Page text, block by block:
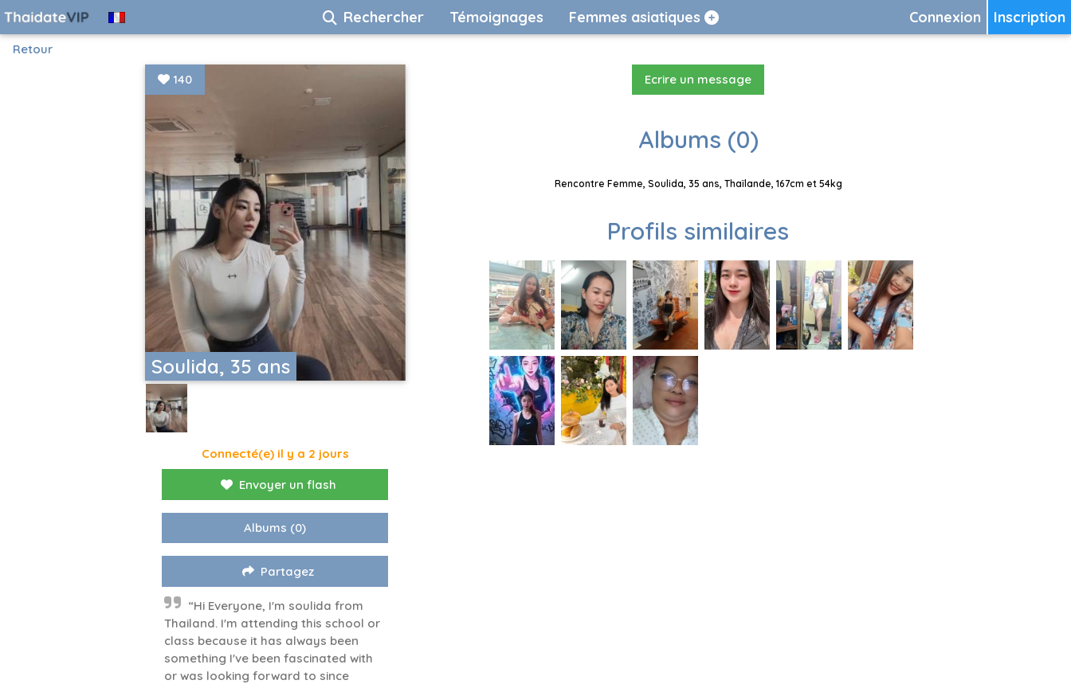
Inscription
Connexion
Rechercher Témoignages Femmes asiatiques
Retour
Soulida, 35 ans
140
Connecté(e) il y a 2 jours
Envoyer un flash
Albums (0)
Partagez
“Hi Everyone, I'm soulida from
Thailand. I'm attending this school or
class because it has always been
something I've been fascinated with
or was looking forward to since
Ecrire un message
Albums (0)
Rencontre Femme, Soulida, 35 ans, Thaïlande, 167cm et 54kg
Profils similaires